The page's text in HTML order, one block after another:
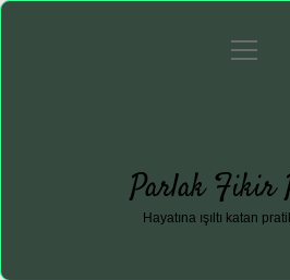
Gizlilik Politikası
menüyü
Parlak Fikir
Hayatına ışıltı katan